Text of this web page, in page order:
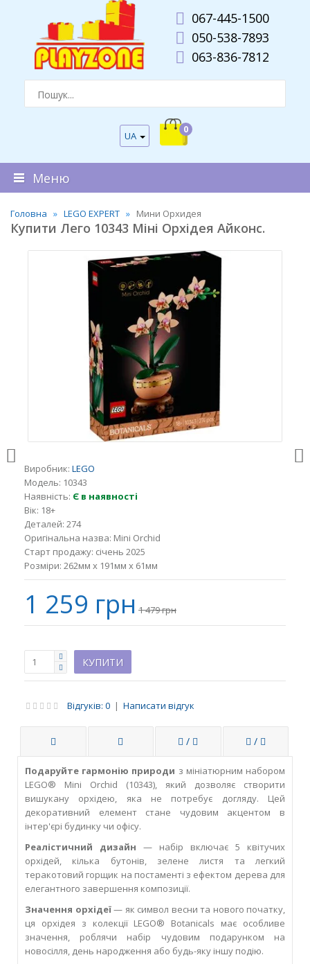
067-445-1500
050-538-7893
063-836-7812
UA
0
Меню
Головна LEGO EXPERT Мини Орхидея
Купити Лего 10343 Міні Орхідея Айконс.
Виробник: LEGO
Модель: 10343
Наявність: Є в наявності
Вік: 18+
Деталей: 274
Оригінальна назва: Mini Orchid
Старт продажу: січень 2025
Розміри: 262мм x 191мм x 61мм
1 259 грн 1 479 грн
Відгуків: 0 | Написати відгук
/ /
Подаруйте гармонію природи з мініатюрним набором
LEGO® Mini Orchid (10343), який дозволяє створити
вишукану орхідею, яка не потребує догляду. Цей
декоративний елемент стане чудовим акцентом в
інтер'єрі будинку чи офісу.
Реалістичний дизайн — набір включає 5 квітучих
орхідей, кілька бутонів, зелене листя та легкий
теракотовий горщик на постаменті з ефектом дерева для
елегантного завершення композиції.
Значення орхідеї— як символ весни та нового початку,
ця орхідея з колекції LEGO® Botanicals має особливе
значення, роблячи набір чудовим подарунком на
новосілля, день народження або будь-яку іншу подію.